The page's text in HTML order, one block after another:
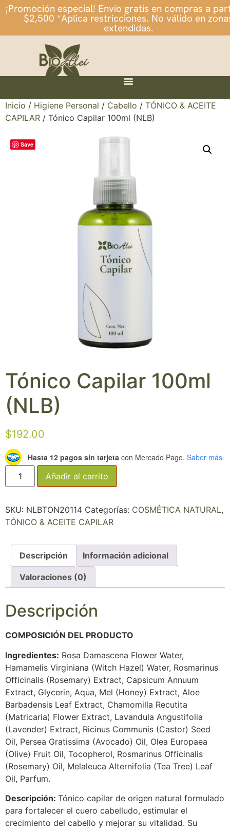
¡Promoción especial! Envío gratis en compras a
$2,500 *Aplica restricciones. No válido en
extendidas.
Inicio / Higiene Personal / Cabello / TÓNICO & ACEITE
CAPILAR / Tónico Capilar 100ml (NLB)
Save
Tónico Capilar 100ml
(NLB)
$192.00
Hasta 12 pagos sin tarjeta con Mercado Pago. Saber más
Añadir al carrito
SKU: NLBTON20114 Categorías: COSMÉTICA NATURAL,
TÓNICO & ACEITE CAPILAR
Descripción Información adicional
Valoraciones (0)
Descripción
COMPOSICIÓN DEL PRODUCTO
Ingredientes: Rosa Damascena Flower Water,
Hamamelis Virginiana (Witch Hazel) Water, Rosmarinus
Officinalis (Rosemary) Extract, Capsicum Annuum
Extract, Glycerin, Aqua, Mel (Honey) Extract, Aloe
Barbadensis Leaf Extract, Chamomilla Recutita
(Matricaria) Flower Extract, Lavandula Angustifolia
(Lavender) Extract, Ricinus Communis (Castor) Seed
Oil, Persea Gratissima (Avocado) Oil, Olea Europaea
(Olive) Fruit Oil, Tocopherol, Rosmarinus Officinalis
(Rosemary) Oil, Melaleuca Alternifolia (Tea Tree) Leaf
Oil, Parfum.
Descripción: Tónico capilar de origen natural formulado
para fortalecer el cuero cabelludo, estimular el
crecimiento del cabello y mejorar su vitalidad. Su